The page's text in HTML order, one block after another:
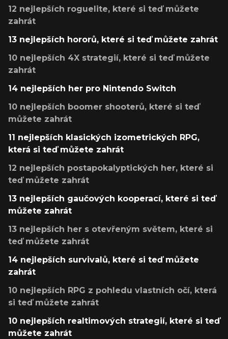
12 nejlepších roguelite, které si teď můžete
zahrát
13 nejlepších hororů, které si teď můžete zahrát
10 nejlepších 4X strategií, které si teď můžete
zahrát
14 nejlepších her pro Nintendo Switch
10 nejlepších boomer shooterů, které si teď
můžete zahrát
11 nejlepších klasických izometrických RPG,
která si teď můžete zahrát
12 nejlepších postapokalyptických her, které si
teď můžete zahrát
13 nejlepších gaučových kooperací, které si teď
můžete zahrát
13 nejlepších her s otevřeným světem, které si
teď můžete zahrát
14 nejlepších survivalů, které si teď můžete
zahrát
10 nejlepších RPG z pohledu vlastních očí, která
si teď můžete zahrát
10 nejlepších realtimových strategií, které si teď
můžete zahrát